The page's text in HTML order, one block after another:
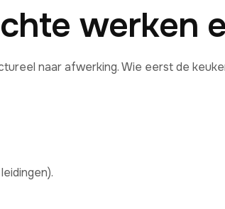
werken
naar afwerking. Wie eerst de